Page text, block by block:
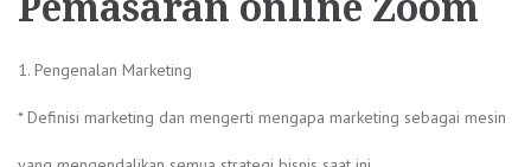
1. Pengenalan Marketing
* Definisi marketing dan mengerti mengapa marketing sebagai mesin